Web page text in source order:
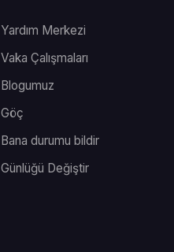
Yardım Merkezi
Vaka Çalışmaları
Blogumuz
Göç
Bana durumu bildir
Günlüğü Değiştir